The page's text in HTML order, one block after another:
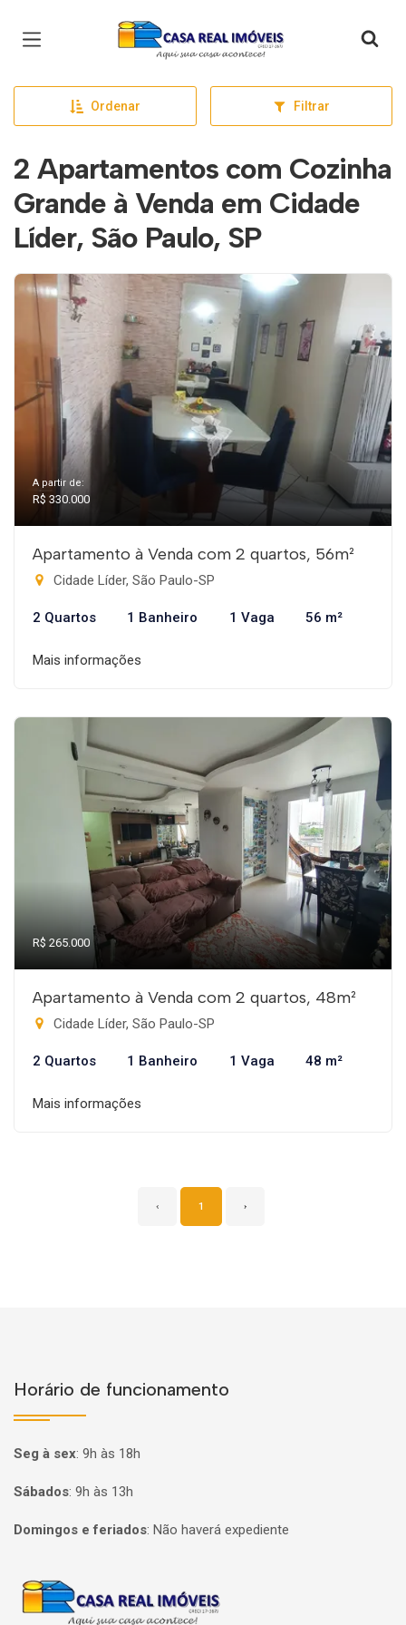
Página inicial
Ordenar Filtrar
2 Apartamentos com Cozinha
Grande à Venda em Cidade
Líder, São Paulo, SP
A partir de:
R$ 330.000
Apartamento à Venda com 2 quartos, 56m²
Cidade Líder, São Paulo-SP
2 Quartos 1 Banheiro 1 Vaga 56 m²
Mais informações
R$ 265.000
Apartamento à Venda com 2 quartos, 48m²
Cidade Líder, São Paulo-SP
2 Quartos 1 Banheiro 1 Vaga 48 m²
Mais informações
‹ 1 ›
Horário de funcionamento
Seg à sex: 9h às 18h
Sábados: 9h às 13h
Domingos e feriados: Não haverá expediente
Página inicial